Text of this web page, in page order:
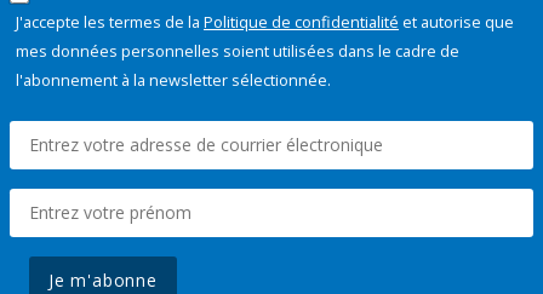
J'accepte les termes de la Politique de confidentialité et autorise que
mes données personnelles soient utilisées dans le cadre de
l'abonnement à la newsletter sélectionnée.
Je m'abonne